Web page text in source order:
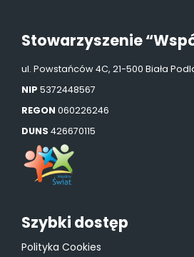
Stowarzyszenie
ul. Powstańców 4C, 21-500 Biała
NIP 5372448567
REGON 060226246
DUNS 426670115
Szybki dostęp
Polityka Cookies